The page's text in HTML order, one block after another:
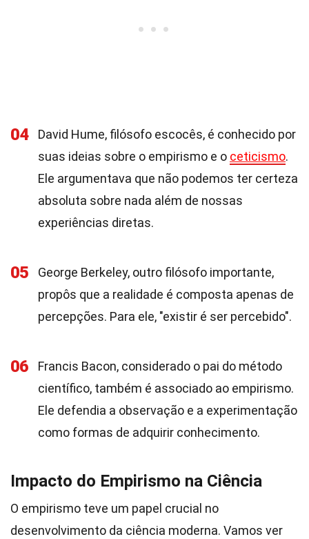
04
David Hume, filósofo escocês, é conhecido por
suas ideias sobre o empirismo e o ceticismo.
Ele argumentava que não podemos ter certeza
absoluta sobre nada além de nossas
experiências diretas.
05
George Berkeley, outro filósofo importante,
propôs que a realidade é composta apenas de
percepções. Para ele, "existir é ser percebido".
06
Francis Bacon, considerado o pai do método
científico, também é associado ao empirismo.
Ele defendia a observação e a experimentação
como formas de adquirir conhecimento.
Impacto do Empirismo na Ciência
O empirismo teve um papel crucial no
desenvolvimento da ciência moderna. Vamos ver